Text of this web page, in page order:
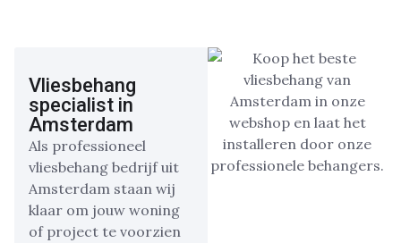
Vliesbehang
specialist in
Amsterdam
Als professioneel
vliesbehang bedrijf uit
Amsterdam staan wij
klaar om jouw woning
of project te voorzien